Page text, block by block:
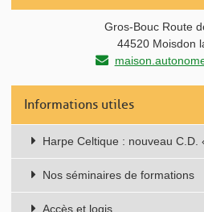
Gros-Bouc Route
44520 Moisdon
Informations utiles
Harpe Celtique : nouveau C.D.
Nos séminaires de formations
Accès et logis